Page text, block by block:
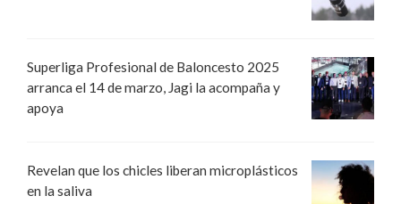
Superliga Profesional de Baloncesto 2025
arranca el 14 de marzo, Jagi la acompaña y
apoya
Revelan que los chicles liberan microplásticos
en la saliva